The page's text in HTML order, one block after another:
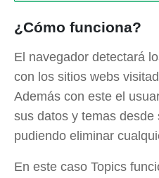
¿Cómo funciona?
El navegador detectará
con los sitios webs
Además con este el
sus datos y temas desde
pudiendo eliminar
En este caso Topics